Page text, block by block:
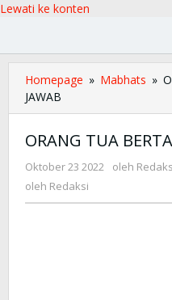
Lewati ke konten
Homepage » Mabhats »
JAWAB
ORANG TUA
Oktober 23 2022 oleh
oleh Redaksi